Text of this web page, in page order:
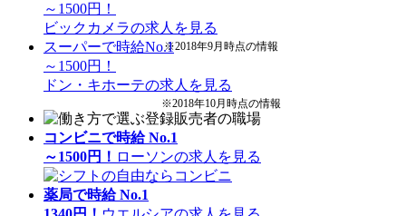
～1500円！
ビックカメラの求人を見る
※2018年9月時点の情報
スーパーで時給No.1
～1500円！
ドン・キホーテの求人を見る
※2018年10月時点の情報
コンビニで時給 No.1
～1500円！ ローソンの求人を見る
薬局で時給 No.1